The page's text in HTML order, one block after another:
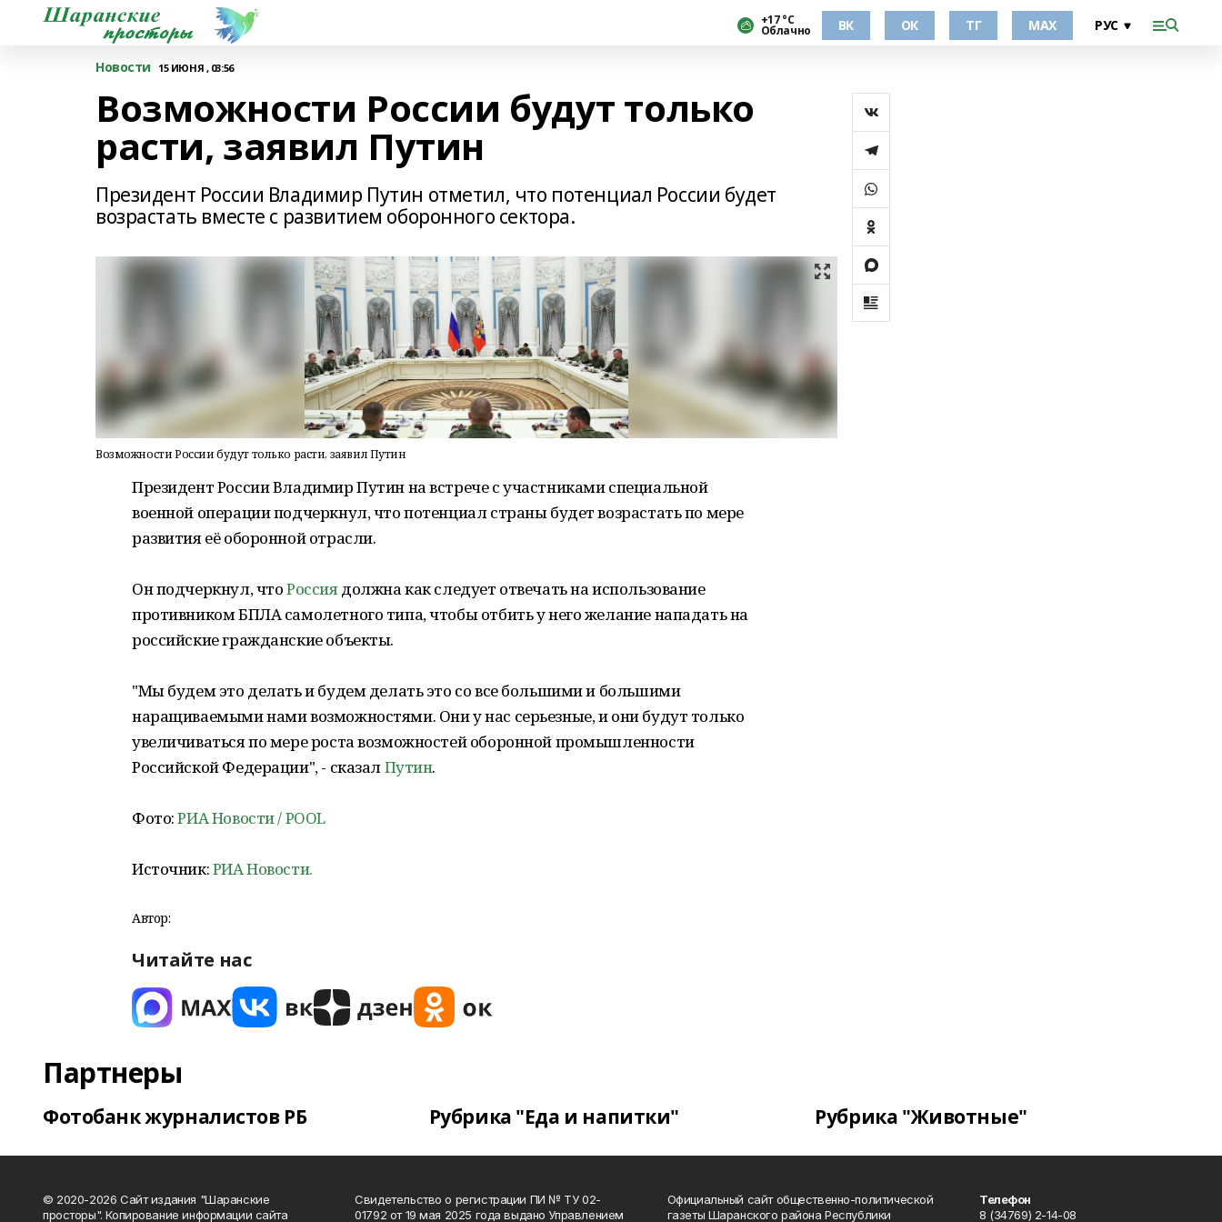
+17 °С
Облачно ВК ОК ТГ МАХ
Новости 15 ИЮНЯ , 03:56
Возможности России будут только
расти, заявил Путин
Президент России Владимир Путин отметил, что потенциал России будет
возрастать вместе с развитием оборонного сектора.
Возможности России будут только расти, заявил Путин
Президент России Владимир Путин на встрече с участниками специальной
военной операции подчеркнул, что потенциал страны будет возрастать по мере
развития её оборонной отрасли.
Он подчеркнул, чтоРоссиядолжна как следует отвечать на использование
противником БПЛА самолетного типа, чтобы отбить у него желание нападать на
российские гражданские объекты.
"Мы будем это делать и будем делать это со все большими и большими
наращиваемыми нами возможностями. Они у нас серьезные, и они будут только
увеличиваться по мере роста возможностей оборонной промышленности
Российской Федерации", - сказалПутин.
Фото:РИА Новости / POOL
Источник:РИА Новости.
Автор:
Читайте нас
Партнеры
Фотобанк журналистов РБ Рубрика "Еда и напитки" Рубрика "Животные"
© 2020-2026 Сайт издания "Шаранские
просторы". Копирование информации сайта
Свидетельство о регистрации ПИ № ТУ 02-
01792 от 19 мая 2025 года выдано Управлением
Официальный сайт общественно-политической
газеты Шаранского района Республики
Телефон
8 (34769) 2-14-08